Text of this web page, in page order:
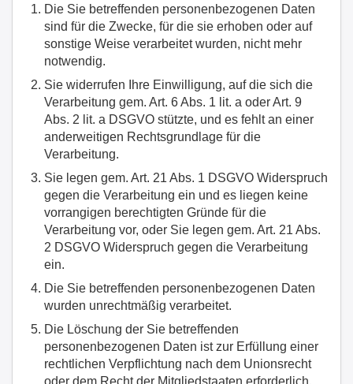
Die Sie betreffenden personenbezogenen Daten
sind für die Zwecke, für die sie erhoben oder auf
sonstige Weise verarbeitet wurden, nicht mehr
notwendig.
Sie widerrufen Ihre Einwilligung, auf die sich die
Verarbeitung gem. Art. 6 Abs. 1 lit. a oder Art. 9
Abs. 2 lit. a DSGVO stützte, und es fehlt an einer
anderweitigen Rechtsgrundlage für die
Verarbeitung.
Sie legen gem. Art. 21 Abs. 1 DSGVO Widerspruch
gegen die Verarbeitung ein und es liegen keine
vorrangigen berechtigten Gründe für die
Verarbeitung vor, oder Sie legen gem. Art. 21 Abs.
2 DSGVO Widerspruch gegen die Verarbeitung
ein.
Die Sie betreffenden personenbezogenen Daten
wurden unrechtmäßig verarbeitet.
Die Löschung der Sie betreffenden
personenbezogenen Daten ist zur Erfüllung einer
rechtlichen Verpflichtung nach dem Unionsrecht
oder dem Recht der Mitgliedstaaten erforderlich,